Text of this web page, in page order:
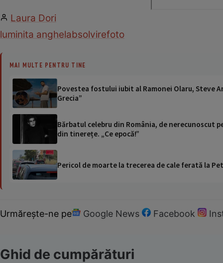
Laura Dori
luminita anghelabsolvirefoto
MAI MULTE PENTRU TINE
Povestea fostului iubit al Ramonei Olaru, Steve
Grecia”
Bărbatul celebru din România, de nerecunoscut
din tinerețe. „Ce epocă!”
Pericol de moarte la trecerea de cale ferată la
Urmărește-ne pe Google News Facebook
Ghid de cumpărături